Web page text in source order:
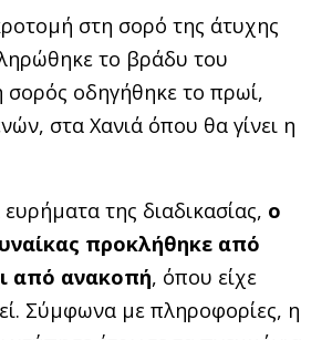
στη σορό της άτυχης
το βράδυ του
σορός οδηγήθηκε το πρωί,
στα Χανιά όπου θα γίνει η
της διαδικασίας, ο
προκλήθηκε από
από ανακοπή, όπου είχε
Σύμφωνα με πληροφορίες, η